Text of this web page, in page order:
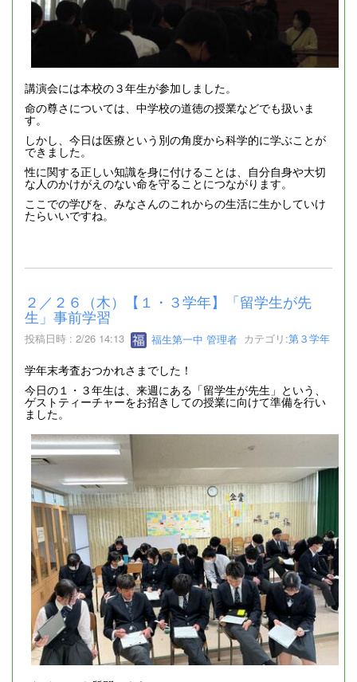
講演会には本校の３年生が参加しました。
命の尊さについては、中学校の道徳の授業などでも扱いま
す。
しかし、今日は医療という別の角度から科学的に学ぶことが
できました。
性に関する正しい知識を身に付けることは、自分自身や大切
な人のかけがえのない命を守ることにつながります。
ここでの学びを、みなさんのこれからの生活に生かしていけ
たらいいですね。
２／２６（木）【１・３学年】「留学生が先
生」事前学習
投稿日時 : 2/26 14:13 福生第一中 管理者 カテゴリ:第３学年
学年末考査おつかれさまでした！
今日の１・３年生は、来週にある「留学生が先生」という、
ゲストティーチャーをお招きしての授業に向けて準備を行い
ました。